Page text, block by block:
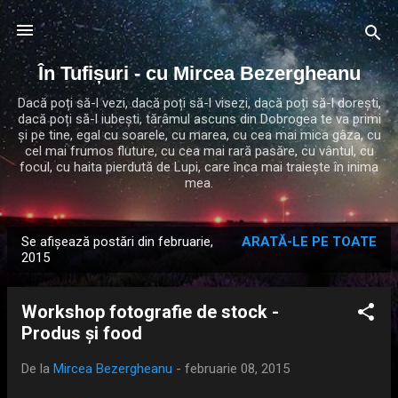
Treceți la conținutul principal
În Tufișuri - cu Mircea Bezergheanu
Dacă poți să-l vezi, dacă poți să-l visezi, dacă poți să-l dorești,
dacă poți să-l iubești, tărâmul ascuns din Dobrogea te va primi
și pe tine, egal cu soarele, cu marea, cu cea mai mica gâza, cu
cel mai frumos fluture, cu cea mai rară pasăre, cu vântul, cu
focul, cu haita pierdută de Lupi, care înca mai traiește în inima
mea.
Se afișează postări din februarie,
2015
ARATĂ-LE PE TOATE
Workshop fotografie de stock -
Produs și food
De la Mircea Bezergheanu - februarie 08, 2015